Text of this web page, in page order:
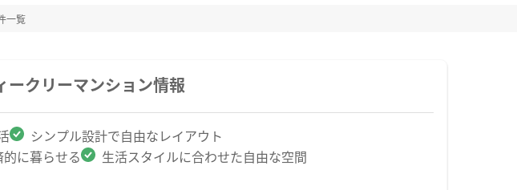
一覧
ークリーマンション情報
シンプル設計で自由なレイアウト
に暮らせる 生活スタイルに合わせた自由な空間